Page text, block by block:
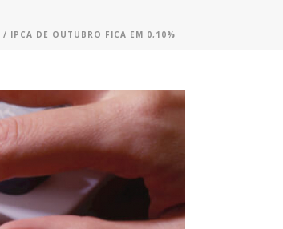
/ IPCA DE OUTUBRO FICA EM 0,10%